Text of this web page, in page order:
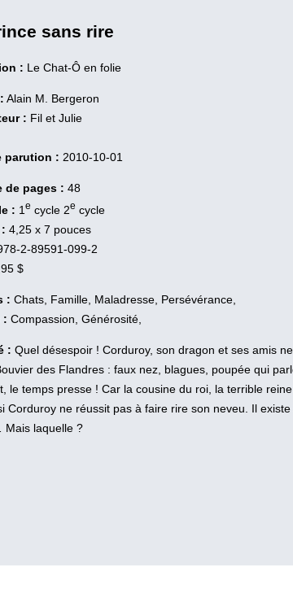
sans rire
: Le Chat-Ô en folie
Alain M. Bergeron
: Fil et Julie
parution : 2010-10-01
de pages : 48
: 1 e cycle 2e cycle
4,25 x 7 pouces
2-89591-099-2
$
: Chats, Famille, Maladresse, Persévérance,
: Compassion, Générosité,
: Quel désespoir ! Corduroy, son dragon et ses amis
des Flandres : faux nez, blagues, poupée qui
le temps presse ! Car la cousine du roi, la terrible
Corduroy ne réussit pas à faire rire son neveu. Il
Mais laquelle ?